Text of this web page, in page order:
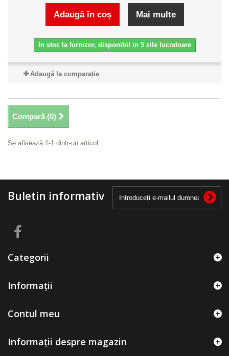
Adaugă în coș Mai multe
In stoc la furnizor, disponibil in 5 zile lucratoare
Adaugă la comparație
Compară (0)
Se afișează 1-1 dintr-un articol
Buletin informativ
Categorii
Informații
Contul meu
Informații despre magazin